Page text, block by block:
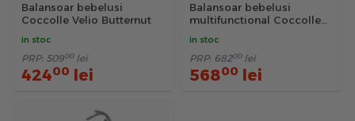
Balansoar bebelusi
Coccolle Velio Butternut
in stoc
PRP: 50900 lei
42400 lei
Balansoar bebelusi
multifunctional Coccolle
in stoc
PRP: 68200 lei
56800 lei